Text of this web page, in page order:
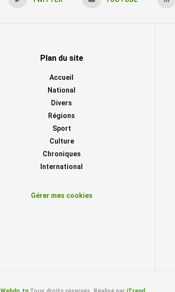
Plan du site
Accueil
National
Divers
Régions
Sport
Culture
Chroniques
International
Gérer mes cookies